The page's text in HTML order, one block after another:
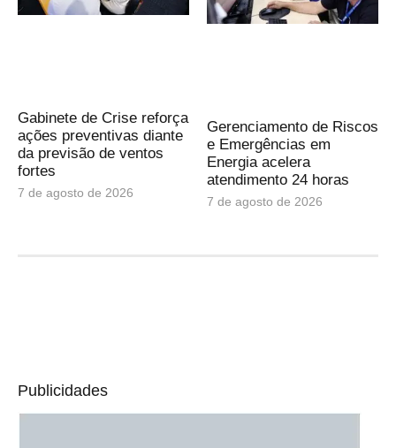
Gabinete de Crise reforça
ações preventivas diante
da previsão de ventos
fortes
7 de agosto de 2026
Gerenciamento de Riscos
e Emergências em
Energia acelera
atendimento 24 horas
7 de agosto de 2026
Publicidades